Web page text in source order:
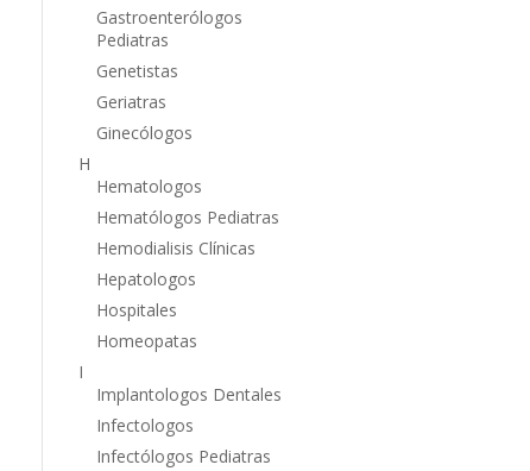
Gastroenterólogos
Pediatras
Genetistas
Geriatras
Ginecólogos
H
Hematologos
Hematólogos Pediatras
Hemodialisis Clínicas
Hepatologos
Hospitales
Homeopatas
I
Implantologos Dentales
Infectologos
Infectólogos Pediatras